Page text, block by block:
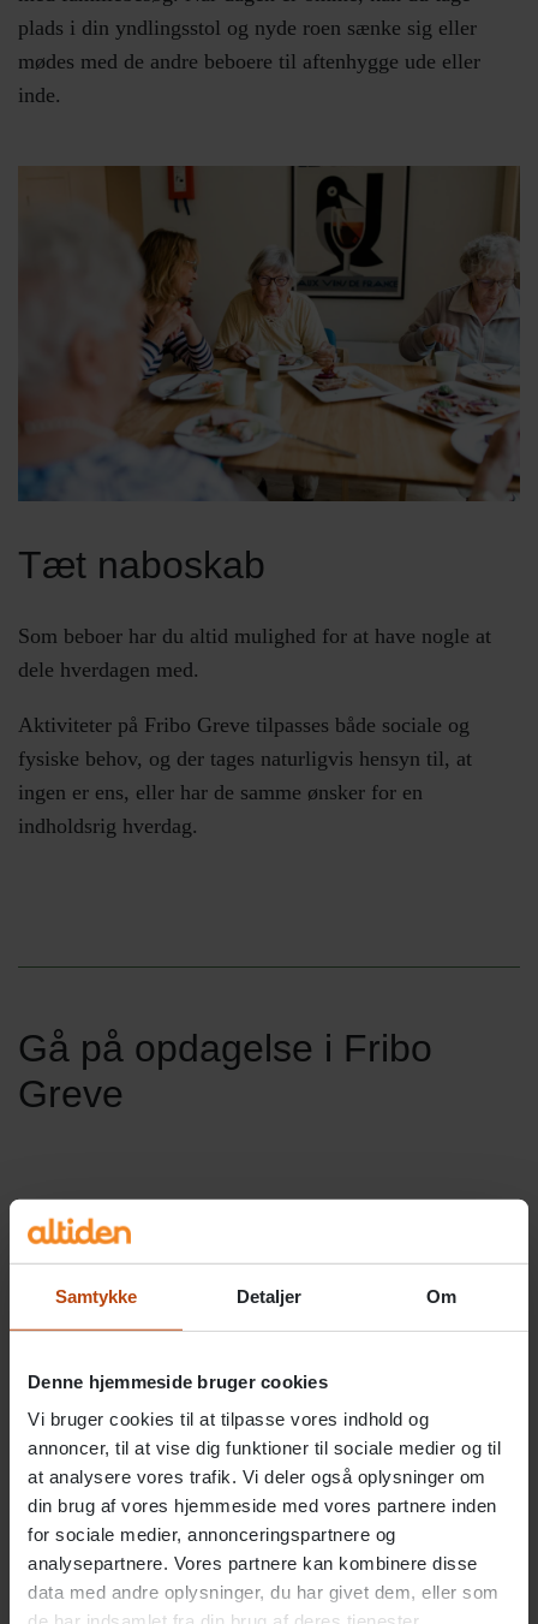
Samtykke Detaljer Om
Denne hjemmeside bruger cookies
Vi bruger cookies til at tilpasse vores indhold og
annoncer, til at vise dig funktioner til sociale medier og til
at analysere vores trafik. Vi deler også oplysninger om
din brug af vores hjemmeside med vores partnere inden
for sociale medier, annonceringspartnere og
analysepartnere. Vores partnere kan kombinere disse
data med andre oplysninger, du har givet dem, eller som
plads i din yndlingsstol og nyde roen sænke sig eller
mødes med de andre beboere til aftenhygge ude eller
inde.
Tæt naboskab
Som beboer har du altid mulighed for at have nogle at
dele hverdagen med.
Aktiviteter på Fribo Greve tilpasses både sociale og
fysiske behov, og der tages naturligvis hensyn til, at
ingen er ens, eller har de samme ønsker for en
indholdsrig hverdag.
Gå på opdagelse i Fribo
Greve
Venligst accepter Statistikker, marketing
cookies for at se
denne video.